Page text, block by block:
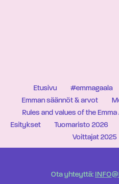
Etusivu #emmagaala
Emman säännöt & arvot
Rules and values of the Emma
Esitykset
Tuomaristo 2026
Voittajat 2025
Ota yhteyttä: